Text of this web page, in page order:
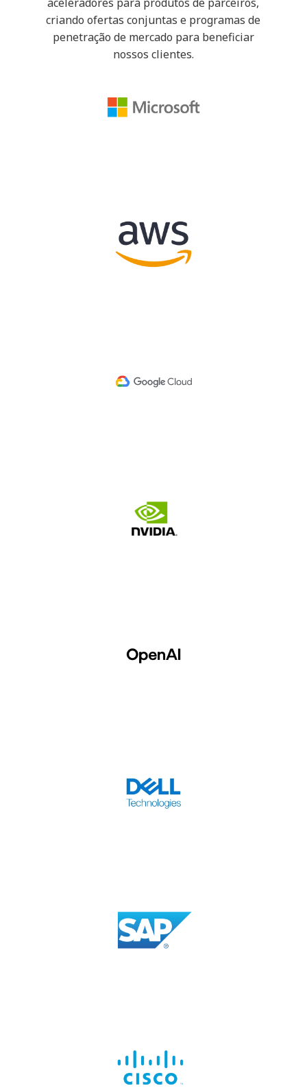
criando ofertas conjuntas e programas de
penetração de mercado para beneficiar
nossos clientes.